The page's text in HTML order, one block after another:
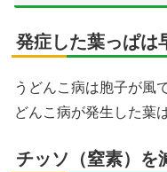
発症した葉っぱは
うどんこ病は胞子が風
どんこ病が発生した葉
チッソ（窒素）を